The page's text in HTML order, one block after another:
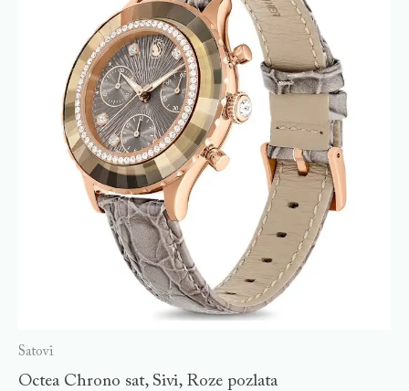
Satovi
Octea Chrono sat, Sivi, Roze pozlata